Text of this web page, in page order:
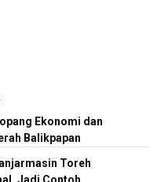
Ekonomi dan
Balikpapan
Toreh